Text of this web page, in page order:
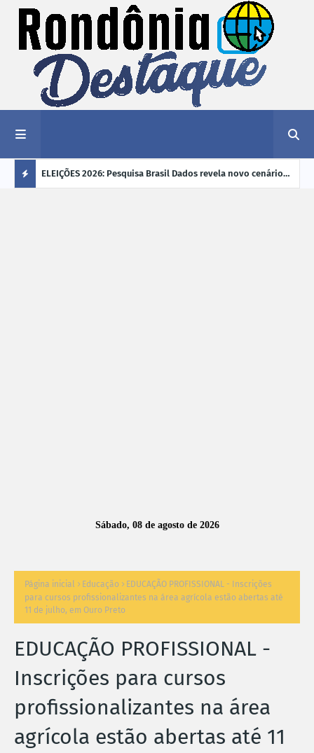
a mais ELEIÇÕES 2026: Pesquisa Brasil Dados revela novo cenário
Sábado, 08 de agosto de 2026
Página inicial Educação
EDUCAÇÃO PROFISSIONAL - Inscrições
para cursos profissionalizantes na área agrícola estão abertas até
11 de julho, em Ouro Preto
EDUCAÇÃO PROFISSIONAL -
Inscrições para cursos
profissionalizantes na área
agrícola estão abertas até 11